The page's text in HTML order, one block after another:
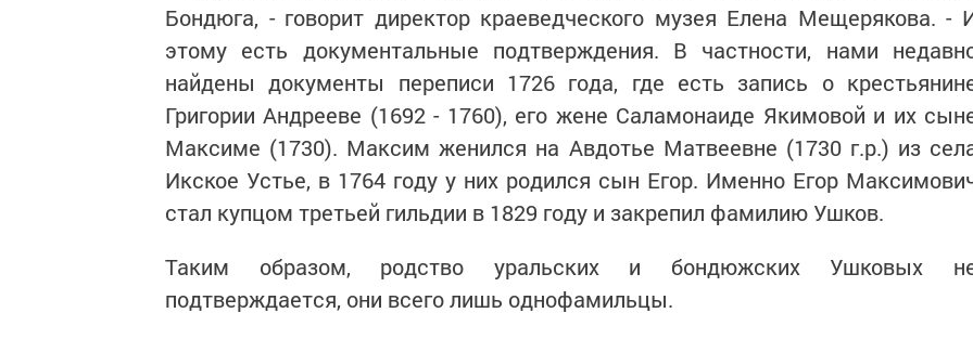
Бондюга, - говорит директор краеведческого музея Елена Мещерякова. -
этому есть документальные подтверждения. В частности, нами
найдены документы переписи 1726 года, где есть запись о
Григории Андрееве (1692 - 1760), его жене Саламонаиде Якимовой и их
Максиме (1730). Максим женился на Авдотье Матвеевне (1730 г.р.) из
Икское Устье, в 1764 году у них родился сын Егор. Именно Егор
стал купцом третьей гильдии в 1829 году и закрепил фамилию Ушков.
Таким образом, родство уральских и бондюжских Ушковых
подтверждается, они всего лишь однофамильцы.